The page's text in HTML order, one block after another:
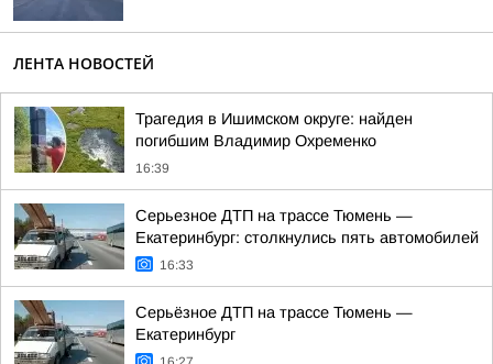
ЛЕНТА НОВОСТЕЙ
Трагедия в Ишимском округе: найден
погибшим Владимир Охременко
16:39
Серьезное ДТП на трассе Тюмень —
Екатеринбург: столкнулись пять автомобилей
16:33
Серьёзное ДТП на трассе Тюмень —
Екатеринбург